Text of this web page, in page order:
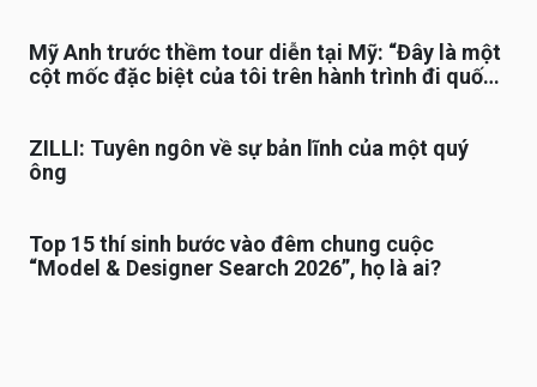
Mỹ Anh trước thềm tour diễn tại Mỹ: “Đây là một
cột mốc đặc biệt của tôi trên hành trình đi quốc
ZILLI: Tuyên ngôn về sự bản lĩnh của một quý
ông
Top 15 thí sinh bước vào đêm chung cuộc
“Model & Designer Search 2026”, họ là ai?